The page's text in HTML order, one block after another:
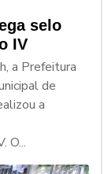
selo
IV
a Prefeitura
de
a
O...